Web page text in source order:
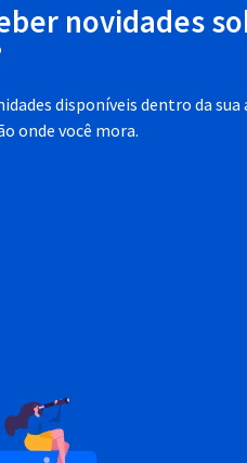
novidades
disponíveis dentro da sua
onde você mora.